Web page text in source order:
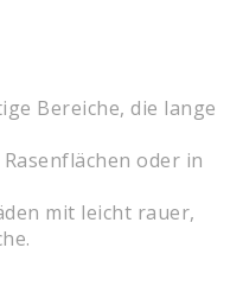
Bereiche, die lange
oder in
mit leicht rauer,